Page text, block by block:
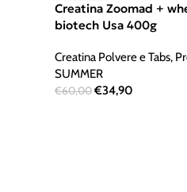
Creatina Zoomad +
biotech Usa 400g
Creatina Polvere e Tabs,
SUMMER
€60,00€34,90